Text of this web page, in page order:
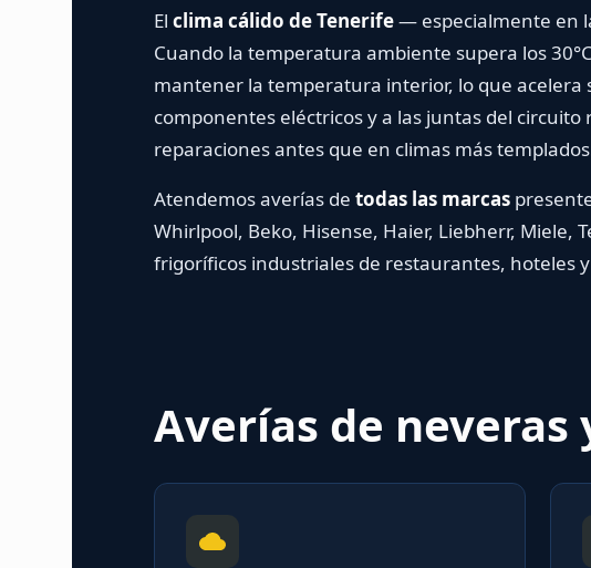
El clima cálido de Tenerife— especialmente en
Cuando la temperatura ambiente supera los
mantener la temperatura interior, lo que acelera
componentes eléctricos y a las juntas del
reparaciones antes que en climas más
Atendemos averías de todas las marcas
Whirlpool, Beko, Hisense, Haier, Liebherr, Miele,
frigoríficos industriales de restaurantes, hoteles
Averías de